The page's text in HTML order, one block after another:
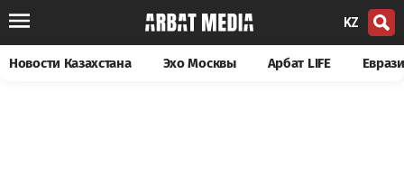
KZ
Новости Казахстана Эхо Москвы Арбат LIFE